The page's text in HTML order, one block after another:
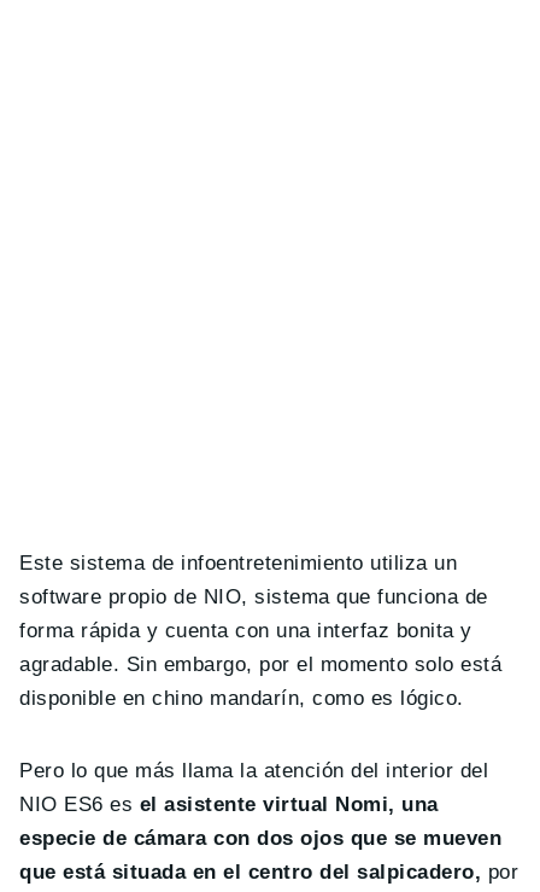
Este sistema de infoentretenimiento utiliza un
software propio de NIO, sistema que funciona de
forma rápida y cuenta con una interfaz bonita y
agradable. Sin embargo, por el momento solo está
disponible en chino mandarín, como es lógico.
Pero lo que más llama la atención del interior del
NIO ES6 es el asistente virtual Nomi, una
especie de cámara con dos ojos que se mueven
que está situada en el centro del salpicadero, por